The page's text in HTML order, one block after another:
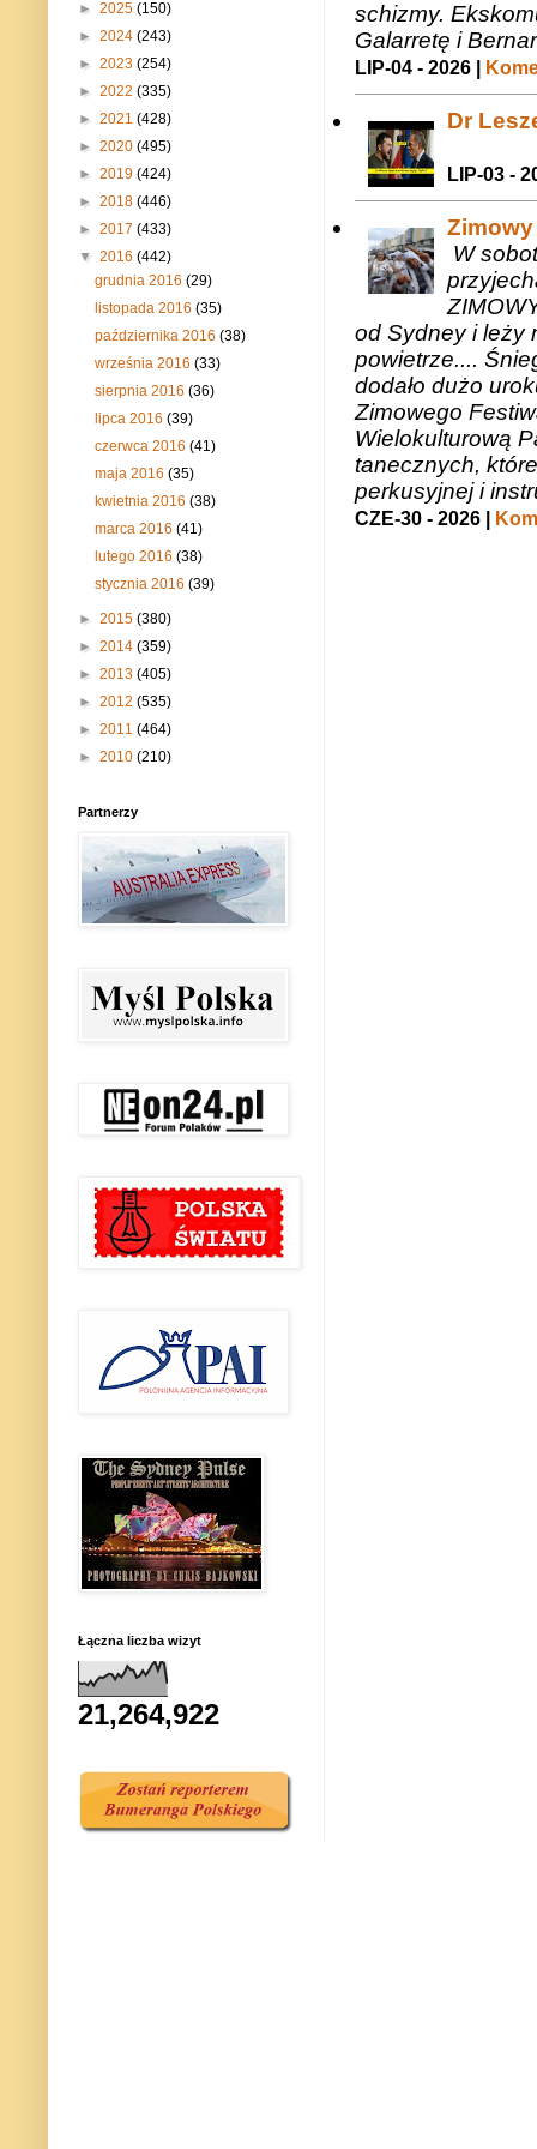
schizmy.
Galarretę i
LIP-04 - 2026 |
Dr
LIP-03 -
W
od Sydney i leży
powietrze....
dodało dużo
Zimowego
Wielokulturową
tanecznych,
perkusyjnej i
CZE-30 - 2026 |
► 2025 (150)
► 2024 (243)
► 2023 (254)
► 2022 (335)
► 2021 (428)
► 2020 (495)
► 2019 (424)
► 2018 (446)
► 2017 (433)
▼ 2016 (442)
grudnia 2016(29)
listopada 2016(35)
października 2016(38)
września 2016(33)
sierpnia 2016(36)
lipca 2016(39)
czerwca 2016(41)
maja 2016(35)
kwietnia 2016(38)
marca 2016(41)
lutego 2016(38)
stycznia 2016(39)
► 2015 (380)
► 2014 (359)
► 2013 (405)
► 2012 (535)
► 2011 (464)
► 2010 (210)
Partnerzy
Łączna liczba wizyt
21,264,922